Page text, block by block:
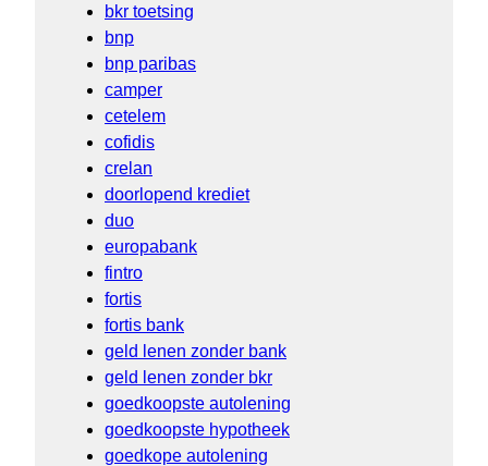
bkr toetsing
bnp
bnp paribas
camper
cetelem
cofidis
crelan
doorlopend krediet
duo
europabank
fintro
fortis
fortis bank
geld lenen zonder bank
geld lenen zonder bkr
goedkoopste autolening
goedkoopste hypotheek
goedkope autolening